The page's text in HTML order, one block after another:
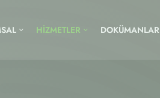
HİZMETLER DOKÜMANLAR